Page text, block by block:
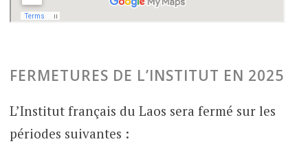
FERMETURES DE L’INSTITUT EN 2025
L’Institut français du Laos sera fermé sur les
périodes suivantes :